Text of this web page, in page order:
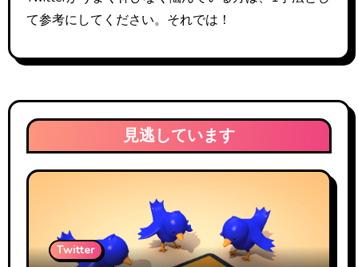
て参考にしてください。それでは！
見逃しています
Twitter